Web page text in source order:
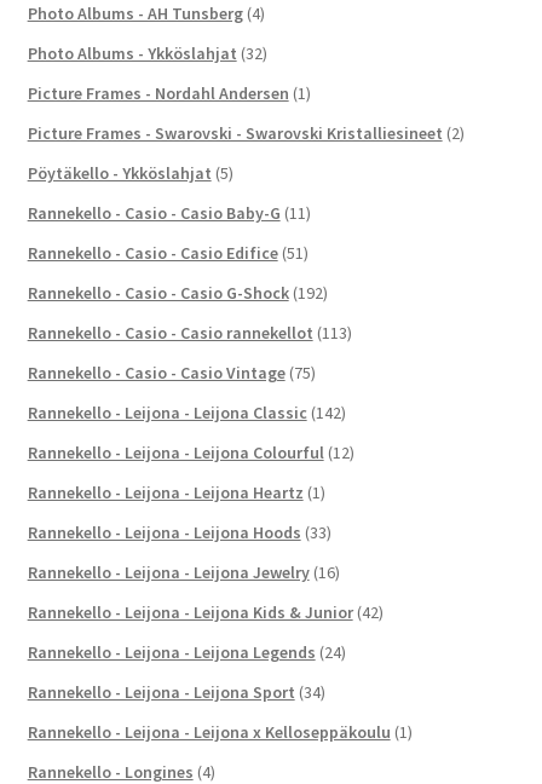
Photo Albums - AH Tunsberg (4)
Photo Albums - Ykköslahjat (32)
Picture Frames - Nordahl Andersen (1)
Picture Frames - Swarovski - Swarovski Kristalliesineet (2)
Pöytäkello - Ykköslahjat (5)
Rannekello - Casio - Casio Baby-G (11)
Rannekello - Casio - Casio Edifice (51)
Rannekello - Casio - Casio G-Shock (192)
Rannekello - Casio - Casio rannekellot (113)
Rannekello - Casio - Casio Vintage (75)
Rannekello - Leijona - Leijona Classic (142)
Rannekello - Leijona - Leijona Colourful (12)
Rannekello - Leijona - Leijona Heartz (1)
Rannekello - Leijona - Leijona Hoods (33)
Rannekello - Leijona - Leijona Jewelry (16)
Rannekello - Leijona - Leijona Kids & Junior (42)
Rannekello - Leijona - Leijona Legends (24)
Rannekello - Leijona - Leijona Sport (34)
Rannekello - Leijona - Leijona x Kelloseppäkoulu (1)
Rannekello - Longines (4)